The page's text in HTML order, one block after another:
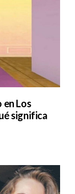
Los
significa